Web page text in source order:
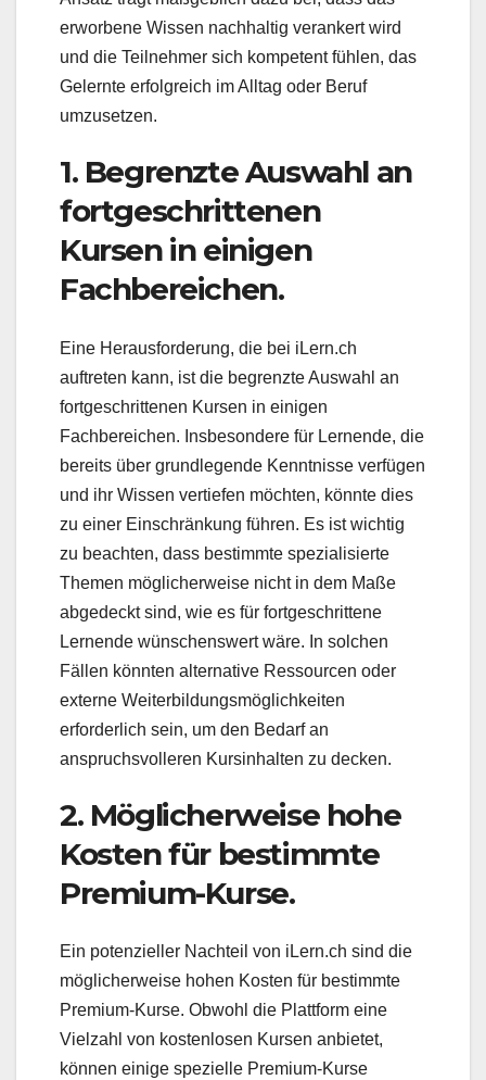
erworbene Wissen nachhaltig verankert wird
und die Teilnehmer sich kompetent fühlen, das
Gelernte erfolgreich im Alltag oder Beruf
umzusetzen.
1. Begrenzte Auswahl an
fortgeschrittenen
Kursen in einigen
Fachbereichen.
Eine Herausforderung, die bei iLern.ch
auftreten kann, ist die begrenzte Auswahl an
fortgeschrittenen Kursen in einigen
Fachbereichen. Insbesondere für Lernende, die
bereits über grundlegende Kenntnisse verfügen
und ihr Wissen vertiefen möchten, könnte dies
zu einer Einschränkung führen. Es ist wichtig
zu beachten, dass bestimmte spezialisierte
Themen möglicherweise nicht in dem Maße
abgedeckt sind, wie es für fortgeschrittene
Lernende wünschenswert wäre. In solchen
Fällen könnten alternative Ressourcen oder
externe Weiterbildungsmöglichkeiten
erforderlich sein, um den Bedarf an
anspruchsvolleren Kursinhalten zu decken.
2. Möglicherweise hohe
Kosten für bestimmte
Premium-Kurse.
Ein potenzieller Nachteil von iLern.ch sind die
möglicherweise hohen Kosten für bestimmte
Premium-Kurse. Obwohl die Plattform eine
Vielzahl von kostenlosen Kursen anbietet,
können einige spezielle Premium-Kurse